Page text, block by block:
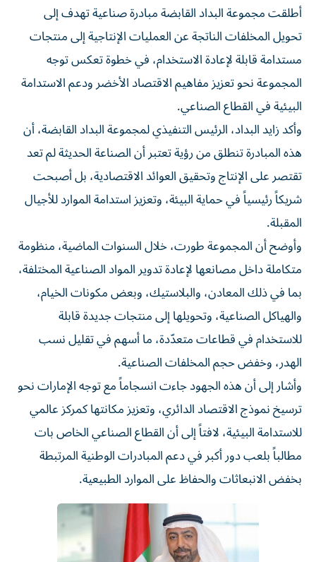
أطلقت مجموعة البداد القابضة مبادرة صناعية تهدف إلى
تحويل المخلفات الناتجة عن العمليات الإنتاجية إلى منتجات
مستدامة قابلة لإعادة الاستخدام، في خطوة تعكس توجه
المجموعة نحو تعزيز مفاهيم الاقتصاد الأخضر ودعم الاستدامة
البيئية في القطاع الصناعي.
وأكد زايد البداد، الرئيس التنفيذي لمجموعة البداد القابضة، أن
هذه المبادرة تنطلق من رؤية تعتبر أن الصناعة الحديثة لم تعد
تقتصر على الإنتاج وتحقيق العوائد الاقتصادية، بل أصبحت
شريكاً رئيسياً في حماية البيئة، وتعزيز استدامة الموارد للأجيال
المقبلة.
وأوضح أن المجموعة طورت، خلال السنوات الماضية، منظومة
متكاملة داخل مصانعها لإعادة تدوير المواد الصناعية المختلفة،
بما في ذلك المعادن، والبلاستيك، وبعض مكونات الخيام،
والهياكل الصناعية، وتحويلها إلى منتجات جديدة قابلة
للاستخدام في قطاعات متعدّدة، ما أسهم في تقليل نسب
الهدر، وخفض حجم المخلفات الصناعية.
وأشار إلى أن هذه الجهود جاءت انسجاماً مع توجه الإمارات نحو
ترسيخ نموذج الاقتصاد الدائري، وتعزيز مكانتها كمركز عالمي
للاستدامة البيئية، لافتاً إلى أن القطاع الصناعي الخاص بات
مطالباً بلعب دور أكبر في دعم المبادرات الوطنية المرتبطة
بخفض الانبعاثات والحفاظ على الموارد الطبيعية.